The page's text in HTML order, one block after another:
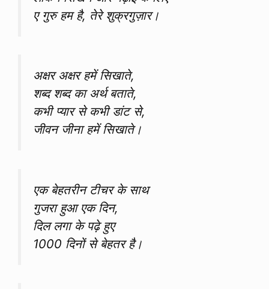
ए गुरु हम है, तेरे शुक्रगुज़ार।
अक्षर अक्षर हमें सिखाते,
शब्द शब्द का अर्थ बताते,
कभी प्यार से कभी डांट से,
जीवन जीना हमें सिखाते।
एक बेहतरीन टीचर के साथ
गुजरा हुआ एक दिन,
दिल लगा के पढ़े हुए
1000 दिनों से बेहतर है।